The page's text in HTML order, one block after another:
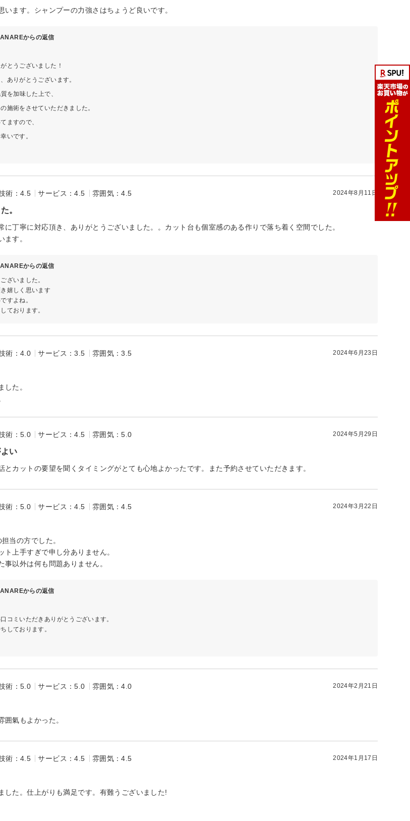
います。シャンプーの力強さはちょうど良いです。
からの返信
とうございました！
ありがとうございます。
を加味した上で、
施術をさせていただきました。
ますので、
いです。
術：4.5 サービス：4.5 雰囲気：4.5 2024年8月11日
。
に丁寧に対応頂き、ありがとうございました。。カット台も個室感のある作りで落ち着く空間でした。
ます。
からの返信
ざいました。
嬉しく思います
すよね。
ております。
術：4.0 サービス：3.5 雰囲気：3.5 2024年6月23日
した。
術：5.0 サービス：4.5 雰囲気：5.0 2024年5月29日
い
とカットの要望を聞くタイミングがとても心地よかったです。また予約させていただきます。
術：5.0 サービス：4.5 雰囲気：4.5 2024年3月22日
当の方でした。
ト上手すぎで申し分ありません。
事以外は何も問題ありません。
からの返信
コミいただきありがとうございます。
しております。
術：5.0 サービス：5.0 雰囲気：4.0 2024年2月21日
囲氣もよかった。
術：4.5 サービス：4.5 雰囲気：4.5 2024年1月17日
した。仕上がりも満足です。有難うございました!